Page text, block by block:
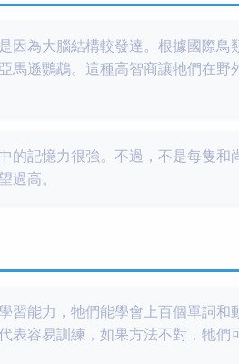
因為大腦結構較發達。根據國際鳥
馬遜鸚鵡。這種高智商讓牠們在野
的記憶力很強。不過，不是每隻和
過高。
習能力，牠們能學會上百個單詞和
表容易訓練，如果方法不對，牠們